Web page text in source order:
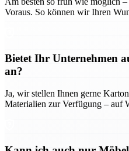
Voraus. So können wir Ihren
Bietet Ihr Unternehmen
an?
Ja, wir stellen Ihnen gerne
Materialien zur Verfügung – auf